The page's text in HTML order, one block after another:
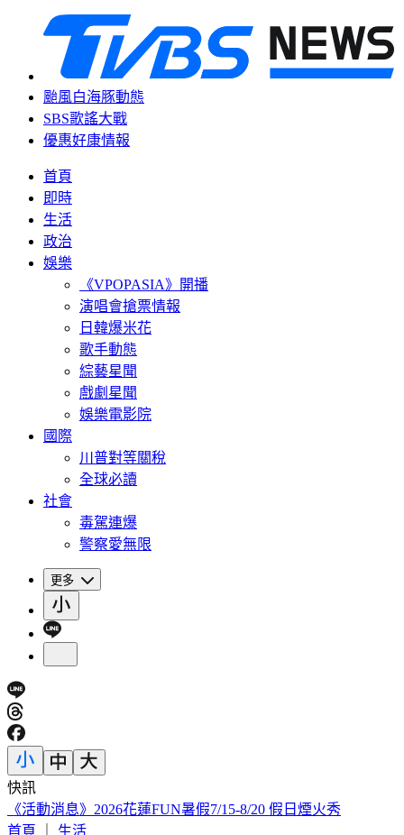
颱風白海豚動態
SBS歌謠大戰
優惠好康情報
首頁
即時
生活
政治
娛樂
《VPOPASIA》開播
演唱會搶票情報
日韓爆米花
歌手動態
綜藝星聞
戲劇星聞
娛樂電影院
國際
川普對等關稅
全球必讀
社會
毒駕連爆
警察愛無限
更多
快訊
SBS歌謠大戰／BABYMONSTER幹練舞台裝辣翻 熱情邀舞
一起跳